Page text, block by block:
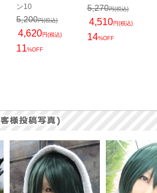
ン10
5,200円(税込)
4,620円(税込)
11%OFF
5,270円(税込)
4,510円(税込)
14%OFF